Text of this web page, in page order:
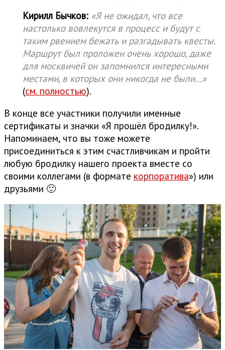
Кирилл Бычков: «Я не ожидал, что все
настолько вовлекутся в процесс и будут с
таким рвением бежать и разгадывать квесты.
Маршрут был проложен очень хорошо, даже
для москвичей он запомнился интересными
местами, в которых они никогда не были...»
(см. полностью).
В конце все участники получили именные
сертификаты и значки «Я прошёл бродилку!».
Напоминаем, что вы тоже можете
присоединиться к этим счастливчикам и пройти
любую бродилку нашего проекта вместе со
своими коллегами (в формате корпоратива») или
друзьями 🙂